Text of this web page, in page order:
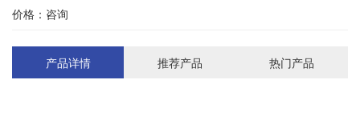
价格：咨询
产品详情 推荐产品 热门产品